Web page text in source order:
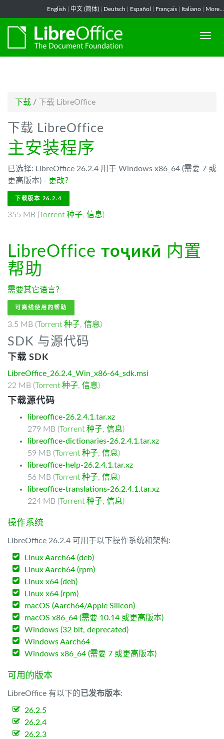
English 中文 (简体) Deutsch Español Français Italiano More...
下载 / 下载 LibreOffice
下载 LibreOffice
主安装程序
已选择: LibreOffice 26.2.4 用于 Windows x86_64 (需要 7 或
更高版本) - 更改？
下载版本 26.2.4
355 MB (Torrent 种子, 信息)
LibreOffice тоҷикӣ 内置
帮助
需要其它语言？
可离线使用的帮助
3.5 MB (Torrent 种子, 信息)
SDK 与源代码
下载 SDK
LibreOffice_26.2.4_Win_x86-64_sdk.msi
22 MB (Torrent 种子, 信息)
下载源代码
libreoffice-26.2.4.1.tar.xz
279 MB (Torrent 种子, 信息)
libreoffice-dictionaries-26.2.4.1.tar.xz
59 MB (Torrent 种子, 信息)
libreoffice-help-26.2.4.1.tar.xz
56 MB (Torrent 种子, 信息)
libreoffice-translations-26.2.4.1.tar.xz
224 MB (Torrent 种子, 信息)
操作系统
LibreOffice 26.2.4 可用于以下操作系统和架构:
Linux Aarch64 (deb)
Linux Aarch64 (rpm)
Linux x64 (deb)
Linux x64 (rpm)
macOS (Aarch64/Apple Silicon)
macOS x86_64 (需要 10.14 或更高版本)
Windows (32 bit, deprecated)
Windows Aarch64
Windows x86_64 (需要 7 或更高版本)
可用的版本
LibreOffice 有以下的已发布版本:
26.2.5
26.2.4
26.2.3